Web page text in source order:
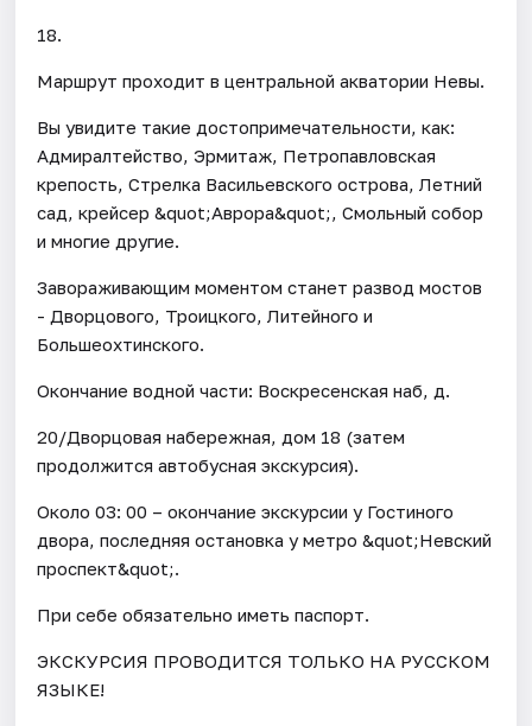
18.
Маршрут проходит в центральной акватории Невы.
Вы увидите такие достопримечательности, как:
Адмиралтейство, Эрмитаж, Петропавловская
крепость, Стрелка Васильевского острова, Летний
сад, крейсер &quot;Аврора&quot;, Смольный собор
и многие другие.
Завораживающим моментом станет развод мостов
- Дворцового, Троицкого, Литейного и
Большеохтинского.
Окончание водной части: Воскресенская наб, д.
20/Дворцовая набережная, дом 18 (затем
продолжится автобусная экскурсия).
Около 03: 00 – окончание экскурсии у Гостиного
двора, последняя остановка у метро &quot;Невский
проспект&quot;.
При себе обязательно иметь паспорт.
ЭКСКУРСИЯ ПРОВОДИТСЯ ТОЛЬКО НА РУССКОМ
ЯЗЫКЕ!